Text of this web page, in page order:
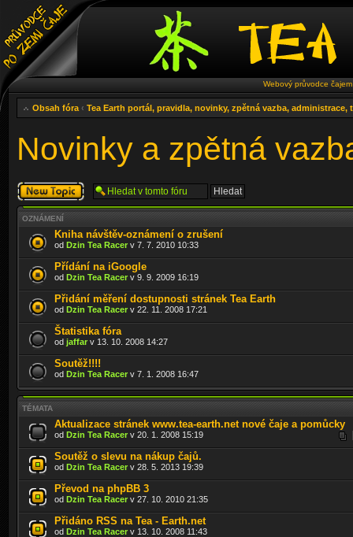
Webový průvodce
Obsah fóra ‹ Tea Earth portál, pravidla, novinky, zpětná vazba, administrace,
Novinky a zpětná
Odeslat nové
téma
OZNÁMENÍ
Kniha návštěv-oznámení o zrušení
od Dzin Tea Racer v 7. 7. 2010 10:33
Přídání na iGoogle
od Dzin Tea Racer v 9. 9. 2009 16:19
Přidání měření dostupnosti stránek Tea Earth
od Dzin Tea Racer v 22. 11. 2008 17:21
Štatistika fóra
od jaffar v 13. 10. 2008 14:27
Soutěž!!!!
od Dzin Tea Racer v 7. 1. 2008 16:47
TÉMATA
Aktualizace stránek www.tea-earth.net nové čaje a pomůcky
od Dzin Tea Racer v 20. 1. 2008 15:19
Soutěž o slevu na nákup čajů.
od Dzin Tea Racer v 28. 5. 2013 19:39
Převod na phpBB 3
od Dzin Tea Racer v 27. 10. 2010 21:35
Přidáno RSS na Tea - Earth.net
od Dzin Tea Racer v 13. 10. 2008 11:43